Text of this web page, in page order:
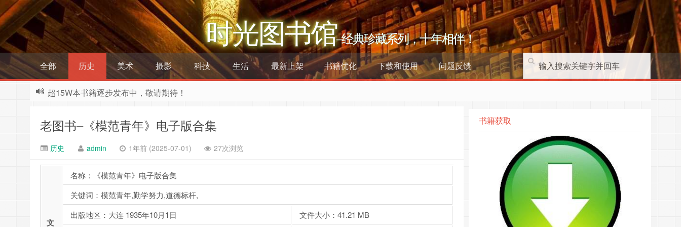
时光图书馆–经典珍藏系列，十年相伴！
全部 历史 美术 摄影 科技 生活 最新上架 书籍优化 下载和使用 问题反馈
超15W本书籍逐步发布中，敬请期待！
老图书–《模范青年》电子版合集
历史 admin 1年前 (2025-07-01) 27次浏览
文
名称：《模范青年》电子版合集
关键词：模范青年,勤学努力,道德标杆,
出版地区：大连 1935年10月1日
文件大小：41.21 MB
书籍获取